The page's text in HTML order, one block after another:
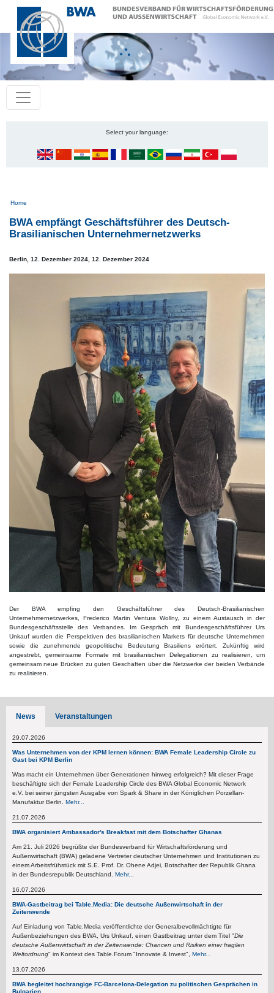
Select your language:
Pfadnavigation
Home
BWA empfängt Geschäftsführer des Deutsch-
Brasilianischen Unternehmernetzwerks
Berlin, 12. Dezember 2024, 12. Dezember 2024
Der BWA empfing den Geschäftsführer des Deutsch-Brasilianischen
Unternehmernetzwerkes, Frederico Martin Ventura Wollny, zu einem Austausch in der
Bundesgeschäftsstelle des Verbandes. Im Gespräch mit Bundesgeschäftsführer Urs
Unkauf wurden die Perspektiven des brasilianischen Markets für deutsche Unternehmen
sowie die zunehmende geopolitische Bedeutung Brasiliens erörtert. Zukünftig wird
angestrebt, gemeinsame Formate mit brasilianischen Delegationen zu realisieren, um
gemeinsam neue Brücken zu guten Geschäften über die Netzwerke der beiden Verbände
zu realisieren.
News Veranstaltungen
29.07.2026
Was Unternehmen von der KPM lernen können: BWA Female Leadership Circle zu
Gast bei KPM Berlin
Was macht ein Unternehmen über Generationen hinweg erfolgreich? Mit dieser Frage
beschäftigte sich der Female Leadership Circle des BWA Global Economic Network
e.V. bei seiner jüngsten Ausgabe von Spark & Share in der Königlichen Porzellan-
Manufaktur Berlin. Mehr...
21.07.2026
BWA organisiert Ambassador's Breakfast mit dem Botschafter Ghanas
Am 21. Juli 2026 begrüßte der Bundesverband für Wirtschaftsförderung und
Außenwirtschaft (BWA) geladene Vertreter deutscher Unternehmen und Institutionen zu
einem Arbeitsfrühstück mit S.E. Prof. Dr. Ohene Adjei, Botschafter der Republik Ghana
in der Bundesrepublik Deutschland. Mehr...
16.07.2026
BWA-Gastbeitrag bei Table.Media: Die deutsche Außenwirtschaft in der
Zeitenwende
Auf Einladung von Table.Media veröffentlichte der Generalbevollmächtigte für
Außenbeziehungen des BWA, Urs Unkauf, einen Gastbeitrag unter dem Titel "Die
deutsche Außenwirtschaft in der Zeitenwende: Chancen und Risiken einer fragilen
Weltordnung" im Kontext des Table.Forum "Innovate & Invest", Mehr...
13.07.2026
BWA begleitet hochrangige FC-Barcelona-Delegation zu politischen Gesprächen in